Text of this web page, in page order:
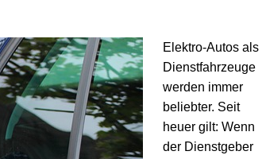
Elektro-Autos als
Dienstfahrzeuge
werden immer
beliebter. Seit
heuer gilt: Wenn
der Dienstgeber